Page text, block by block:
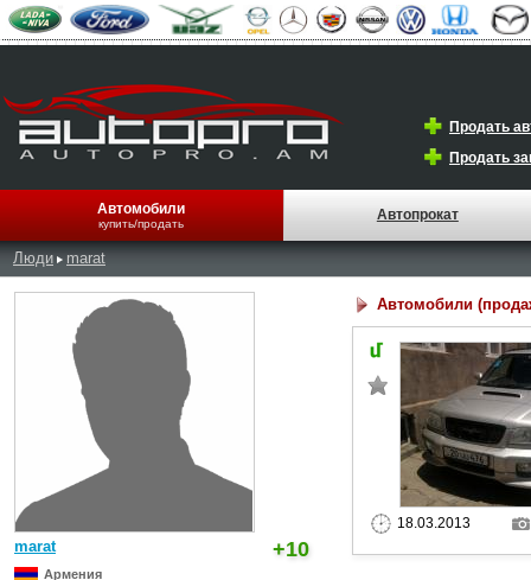
Продать
Продать
Автомобили
купить/продать
Автопрокат
Люди marat
marat +10
Армения
Автомобили
18.03.2013